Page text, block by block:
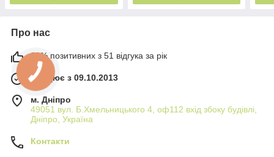
Про нас
98% позитивних з 51 відгука за рік
Працює з 09.10.2013
м. Дніпро
49051 вул. Б.Хмельницького 4, оф112 вхід збоку будівлі,
Дніпро, Україна
Контакти